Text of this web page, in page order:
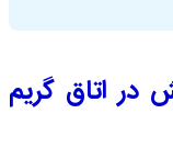
در اتاق گریم